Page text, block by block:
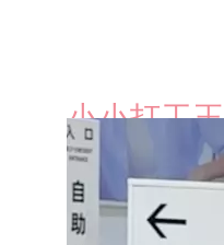
小小打工